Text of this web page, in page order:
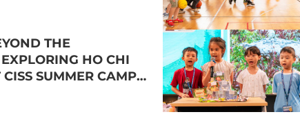
THE
HO CHI
SUMMER CAMP